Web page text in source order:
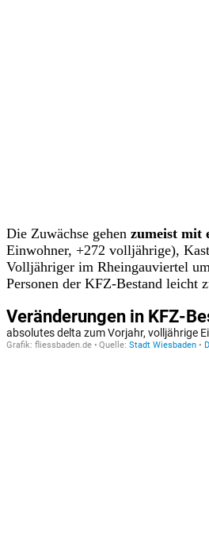
Die Zuwächse gehen zumeist mit
Einwohner, +272 volljährige),
Volljähriger im Rheingauviertel
Personen der KFZ-Bestand leicht